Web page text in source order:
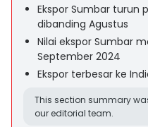
Ekspor Sumbar turun
dibanding Agustus
Nilai ekspor Sumbar
September 2024
Ekspor terbesar ke
This section summary
our editorial team.